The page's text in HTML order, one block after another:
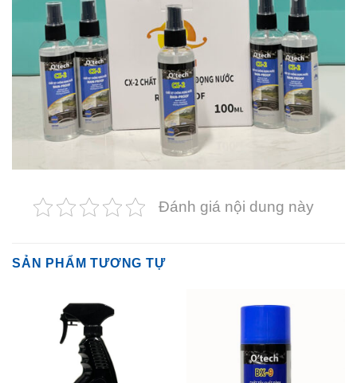
Đánh giá nội dung này
SẢN PHẨM TƯƠNG TỰ